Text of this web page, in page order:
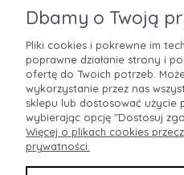
MOJE
Dbamy o Twoją
Pliki cookies i pokrewne im
poprawne działanie strony i
ofertę do Twoich potrzeb.
wykorzystanie przez nas
sklepu lub dostosować użycie
wybierając opcję "Dostosuj
Więcej o plikach cookies
prywatności.